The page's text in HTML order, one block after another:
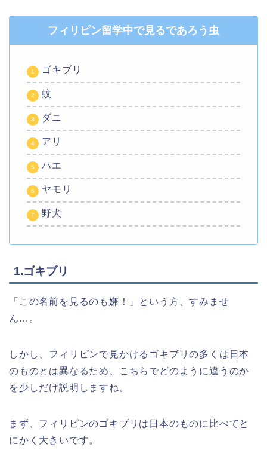
フィリピン留学中で見るであろう虫
ゴキブリ
蚊
ダニ
アリ
ハエ
ヤモリ
野犬
1.ゴキブリ
「この名前を見るのも嫌！」という方、すみませ
ん…。
しかし、フィリピンで見かけるゴキブリの多くは日本
のものとは異なるため、こちらでどのように違うのか
を少しだけ説明しますね。
まず、フィリピンのゴキブリは日本のものに比べてと
にかく大きいです。